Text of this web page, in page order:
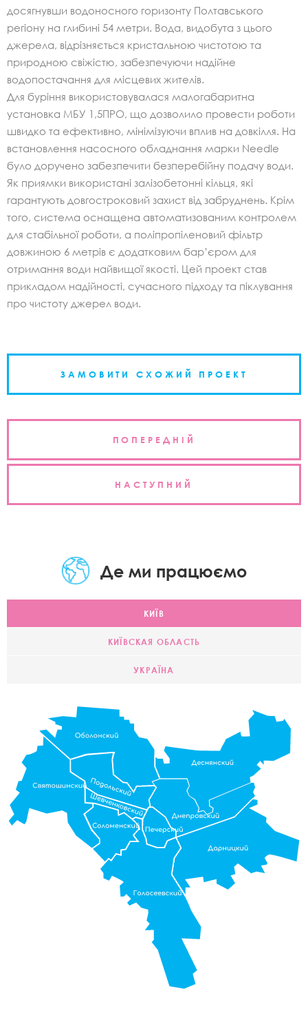
досягнувши водоносного горизонту Полтавського
регіону на глибині 54 метри. Вода, видобута з цього
джерела, відрізняється кристальною чистотою та
природною свіжістю, забезпечуючи надійне
водопостачання для місцевих жителів.
Для буріння використовувалася малогабаритна
установка МБУ 1,5ПРО, що дозволило провести роботи
швидко та ефективно, мінімізуючи вплив на довкілля. На
встановлення насосного обладнання марки Needle
було доручено забезпечити безперебійну подачу води.
Як приямки використані залізобетонні кільця, які
гарантують довгостроковий захист від забруднень. Крім
того, система оснащена автоматизованим контролем
для стабільної роботи, а поліпропіленовий фільтр
довжиною 6 метрів є додатковим бар’єром для
отримання води найвищої якості. Цей проект став
прикладом надійності, сучасного підходу та піклування
про чистоту джерел води.
ЗАМОВИТИ СХОЖИЙ ПРОЕКТ
Навігація
ПОПЕРЕДНІЙ
НАСТУПНИЙ
Де ми працюємо
КИЇВ
КИЇВСКАЯ ОБЛАСТЬ
УКРАЇНА